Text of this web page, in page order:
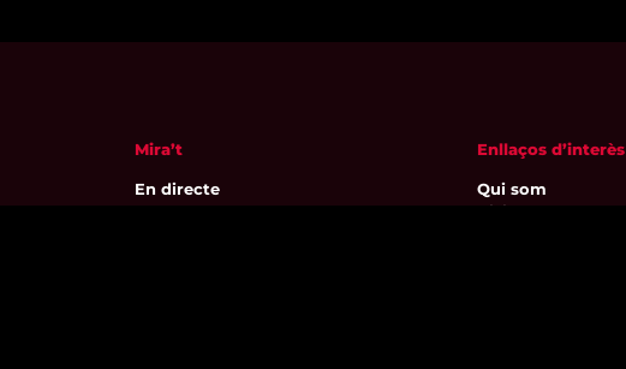
Mira’t
En directe
A la carta
Enllaços d’interès
Qui som
Visita'ns